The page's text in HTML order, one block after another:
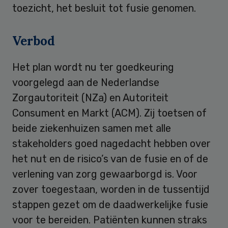
toezicht, het besluit tot fusie genomen.
Verbod
Het plan wordt nu ter goedkeuring
voorgelegd aan de Nederlandse
Zorgautoriteit (NZa) en Autoriteit
Consument en Markt (ACM). Zij toetsen of
beide ziekenhuizen samen met alle
stakeholders goed nagedacht hebben over
het nut en de risico’s van de fusie en of de
verlening van zorg gewaarborgd is. Voor
zover toegestaan, worden in de tussentijd
stappen gezet om de daadwerkelijke fusie
voor te bereiden. Patiënten kunnen straks